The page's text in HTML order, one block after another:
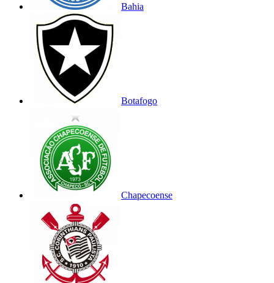
Bahia
Botafogo
Chapecoense